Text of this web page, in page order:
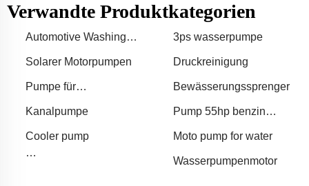
Verwandte Produktkategorien
Automotive Washing
3ps wasserpumpe
Solarer Motorpumpen Druckreinigung
Pumpe für
Wasserspiel
Bewässerungssprenger
Kanalpumpe
Pump 55hp benzin
Cooler pump
Moto pump for water
Wasserpumpenmotor